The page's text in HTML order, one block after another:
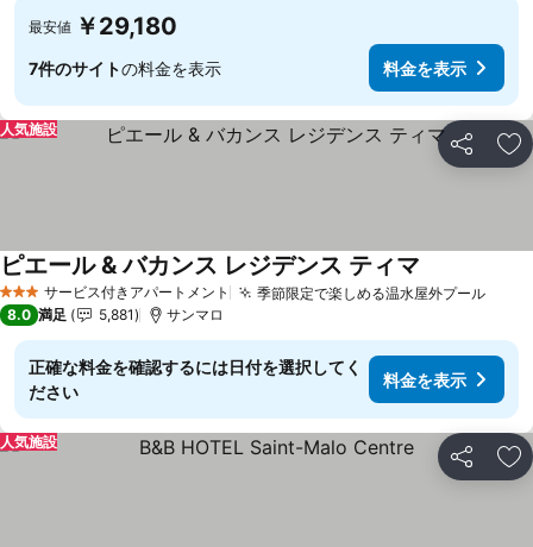
最安値 ￥29,180
7件のサイトの料金を表示 料金を表示
シェア お
人気施設
3 ホテルのランク
サービス付きアパートメント 季節限定で楽しめる温水屋外プール
ピエール & バカンス レジデンス ティマ
8.0 満足 5,881 サンマロ
正確な料金を確認するには日付を選択してく
ださい
料金を表示
シェア お
人気施設